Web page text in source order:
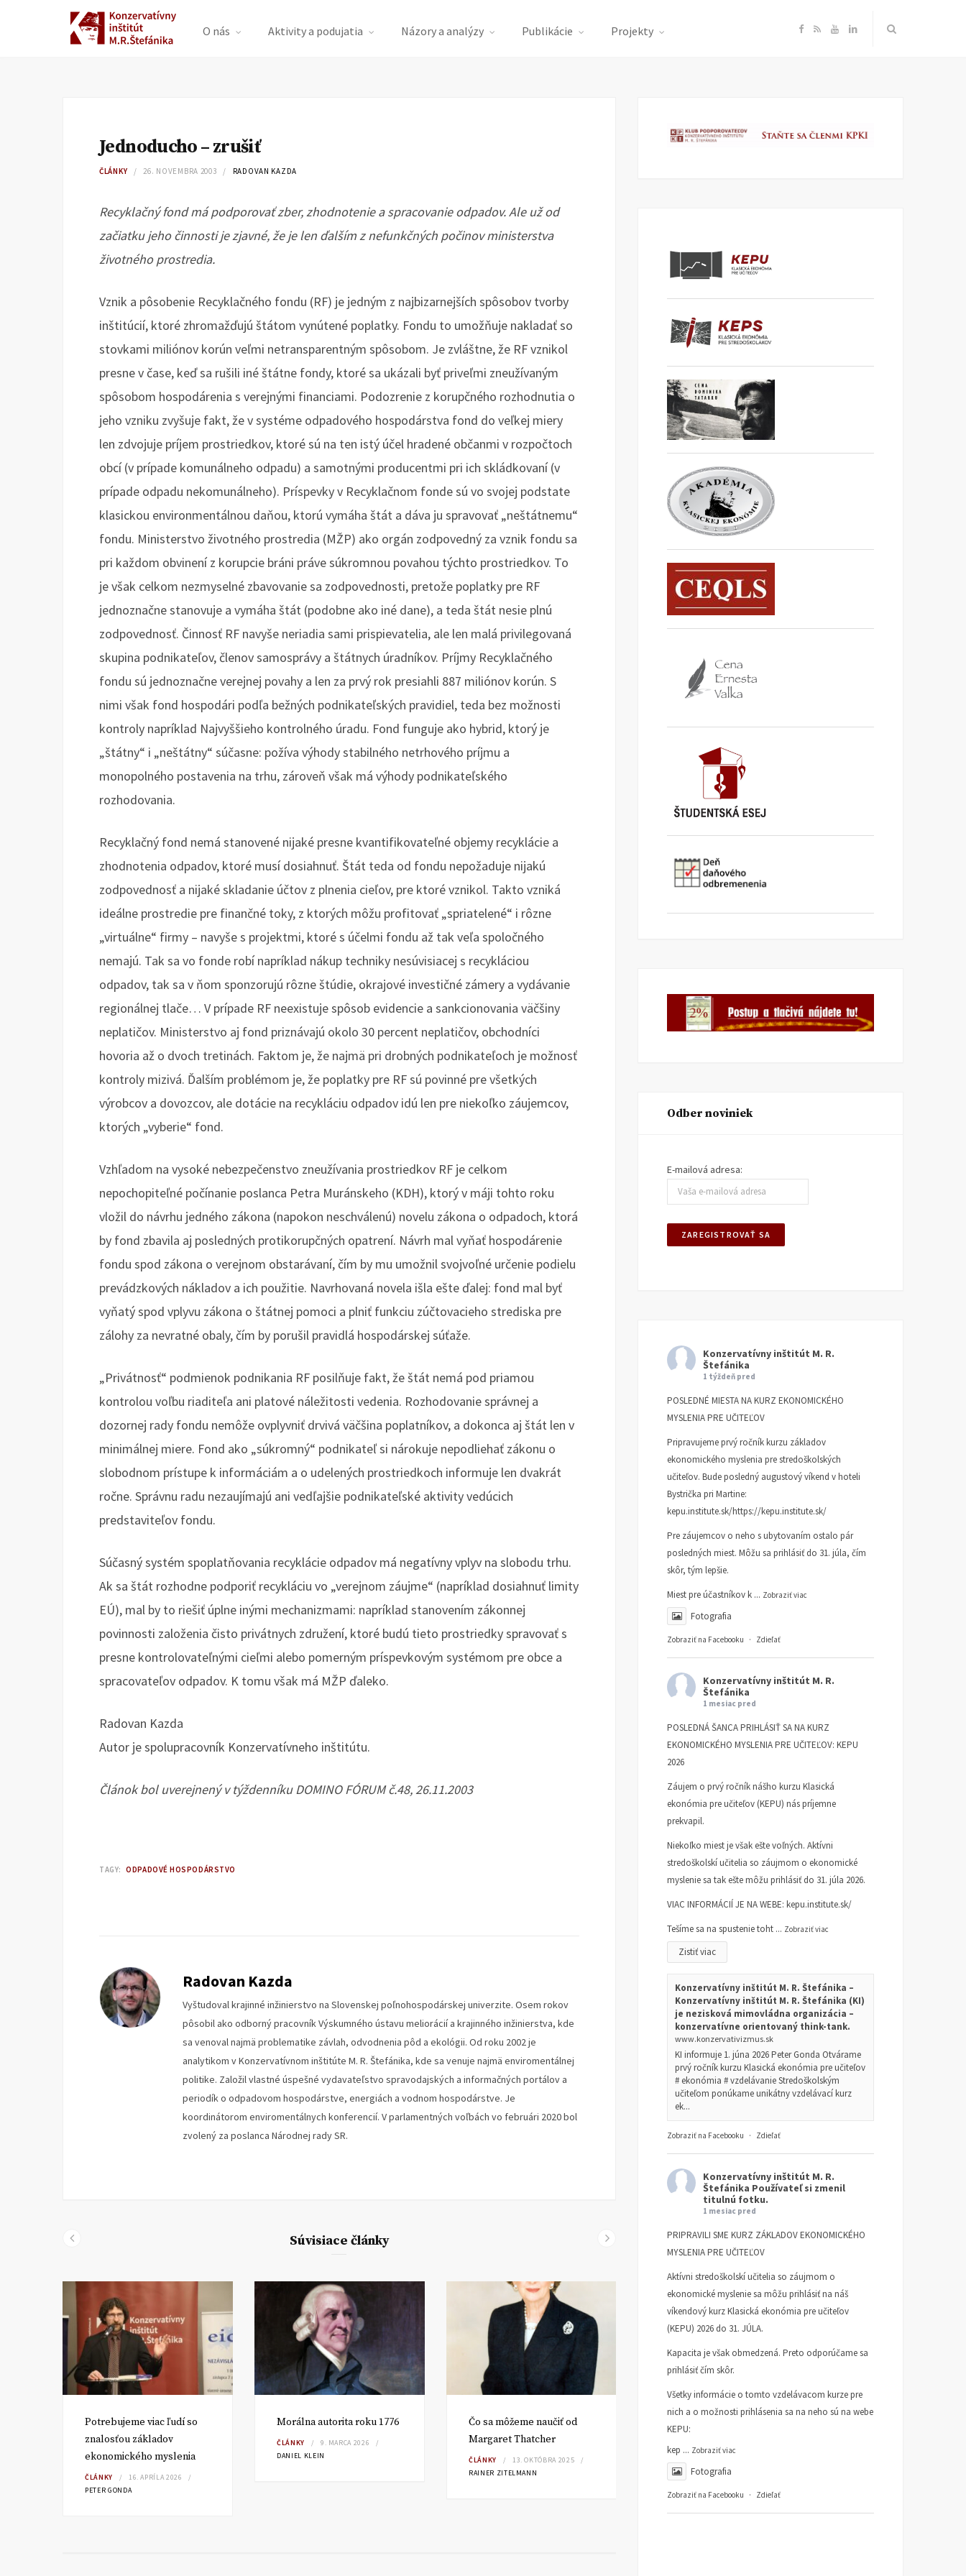
O nás Aktivity a podujatia Názory a analýzy Publikácie Projekty F
e
R Y
T
L
k
Jednoducho – zrušiť
ČLÁNKY 26. NOVEMBRA 2003 RADOVAN KAZDA
Recyklačný fond má podporovať zber, zhodnotenie a spracovanie odpadov. Ale už od
začiatku jeho činnosti je zjavné, že je len ďalším z nefunkčných počinov ministerstva
životného prostredia.
Vznik a pôsobenie Recyklačného fondu (RF) je jedným z najbizarnejších spôsobov tvorby
inštitúcií, ktoré zhromažďujú štátom vynútené poplatky. Fondu to umožňuje nakladať so
stovkami miliónov korún veľmi netransparentným spôsobom. Je zvláštne, že RF vznikol
presne v čase, keď sa rušili iné štátne fondy, ktoré sa ukázali byť priveľmi zneužívaným
spôsobom hospodárenia s verejnými financiami. Podozrenie z korupčného rozhodnutia o
jeho vzniku zvyšuje fakt, že v systéme odpadového hospodárstva fond do veľkej miery
len zdvojuje príjem prostriedkov, ktoré sú na ten istý účel hradené občanmi v rozpočtoch
obcí (v prípade komunálneho odpadu) a samotnými producentmi pri ich skládkovaní (v
prípade odpadu nekomunálneho). Príspevky v Recyklačnom fonde sú vo svojej podstate
klasickou environmentálnou daňou, ktorú vymáha štát a dáva ju spravovať „neštátnemu“
fondu. Ministerstvo životného prostredia (MŽP) ako orgán zodpovedný za vznik fondu sa
pri každom obvinení z korupcie bráni práve súkromnou povahou týchto prostriedkov. To
je však celkom nezmyselné zbavovanie sa zodpovednosti, pretože poplatky pre RF
jednoznačne stanovuje a vymáha štát (podobne ako iné dane), a teda štát nesie plnú
zodpovednosť. Činnosť RF navyše neriadia sami prispievatelia, ale len malá privilegovaná
skupina podnikateľov, členov samosprávy a štátnych úradníkov. Príjmy Recyklačného
fondu sú jednoznačne verejnej povahy a len za prvý rok presiahli 887 miliónov korún. S
nimi však fond hospodári podľa bežných podnikateľských pravidiel, teda bez možnosti
kontroly napríklad Najvyššieho kontrolného úradu. Fond funguje ako hybrid, ktorý je
„štátny“ i „neštátny“ súčasne: požíva výhody stabilného netrhového príjmu a
monopolného postavenia na trhu, zároveň však má výhody podnikateľského
rozhodovania.
Recyklačný fond nemá stanovené nijaké presne kvantifikovateľné objemy recyklácie a
zhodnotenia odpadov, ktoré musí dosiahnuť. Štát teda od fondu nepožaduje nijakú
zodpovednosť a nijaké skladanie účtov z plnenia cieľov, pre ktoré vznikol. Takto vzniká
ideálne prostredie pre finančné toky, z ktorých môžu profitovať „spriatelené“ i rôzne
„virtuálne“ firmy – navyše s projektmi, ktoré s účelmi fondu až tak veľa spoločného
nemajú. Tak sa vo fonde robí napríklad nákup techniky nesúvisiacej s recykláciou
odpadov, tak sa v ňom sponzorujú rôzne štúdie, okrajové investičné zámery a vydávanie
regionálnej tlače… V prípade RF neexistuje spôsob evidencie a sankcionovania väčšiny
neplatičov. Ministerstvo aj fond priznávajú okolo 30 percent neplatičov, obchodníci
hovoria až o dvoch tretinách. Faktom je, že najmä pri drobných podnikateľoch je možnosť
kontroly mizivá. Ďalším problémom je, že poplatky pre RF sú povinné pre všetkých
výrobcov a dovozcov, ale dotácie na recykláciu odpadov idú len pre niekoľko záujemcov,
ktorých „vyberie“ fond.
Vzhľadom na vysoké nebezpečenstvo zneužívania prostriedkov RF je celkom
nepochopiteľné počínanie poslanca Petra Muránskeho (KDH), ktorý v máji tohto roku
vložil do návrhu jedného zákona (napokon neschválenú) novelu zákona o odpadoch, ktorá
by fond zbavila aj posledných protikorupčných opatrení. Návrh mal vyňať hospodárenie
fondu spod zákona o verejnom obstarávaní, čím by mu umožnil svojvoľné určenie podielu
prevádzkových nákladov a ich použitie. Navrhovaná novela išla ešte ďalej: fond mal byť
vyňatý spod vplyvu zákona o štátnej pomoci a plniť funkciu zúčtovacieho strediska pre
zálohy za nevratné obaly, čím by porušil pravidlá hospodárskej súťaže.
„Privátnosť“ podmienok podnikania RF posilňuje fakt, že štát nemá pod priamou
kontrolou voľbu riaditeľa ani platové náležitosti vedenia. Rozhodovanie správnej a
dozornej rady fondu nemôže ovplyvniť drvivá väčšina poplatníkov, a dokonca aj štát len v
minimálnej miere. Fond ako „súkromný“ podnikateľ si nárokuje nepodliehať zákonu o
slobodnom prístupe k informáciám a o udelených prostriedkoch informuje len dvakrát
ročne. Správnu radu nezaujímajú ani vedľajšie podnikateľské aktivity vedúcich
predstaviteľov fondu.
Súčasný systém spoplatňovania recyklácie odpadov má negatívny vplyv na slobodu trhu.
Ak sa štát rozhodne podporiť recykláciu vo „verejnom záujme“ (napríklad dosiahnuť limity
EÚ), mal by to riešiť úplne inými mechanizmami: napríklad stanovením zákonnej
povinnosti založenia čisto privátnych združení, ktoré budú tieto prostriedky spravovať s
presne kontrolovateľnými cieľmi alebo pomerným príspevkovým systémom pre obce a
spracovateľov odpadov. K tomu však má MŽP ďaleko.
Radovan Kazda
Autor je spolupracovník Konzervatívneho inštitútu.
Článok bol uverejnený v týždenníku DOMINO FÓRUM č.48, 26.11.2003
TAGY: ODPADOVÉ HOSPODÁRSTVO
Radovan Kazda
Vyštudoval krajinné inžinierstvo na Slovenskej poľnohospodárskej univerzite. Osem rokov
pôsobil ako odborný pracovník Výskumného ústavu meliorácií a krajinného inžinierstva, kde
sa venoval najmä problematike závlah, odvodnenia pôd a ekológii. Od roku 2002 je
analytikom v Konzervatívnom inštitúte M. R. Štefánika, kde sa venuje najmä enviromentálnej
politike. Založil vlastné úspešné vydavateľstvo spravodajských a informačných portálov a
periodík o odpadovom hospodárstve, energiách a vodnom hospodárstve. Je
koordinátorom enviromentálnych konferencií. V parlamentných voľbách vo februári 2020 bol
zvolený za poslanca Národnej rady SR.
Súvisiace články
Potrebujeme viac ľudí so
znalosťou základov
ekonomického myslenia
ČLÁNKY
16. APRÍLA 2026
PETER GONDA
Morálna autorita roku 1776
ČLÁNKY
9. MARCA 2026
DANIEL KLEIN
Čo sa môžeme naučiť od
Margaret Thatcher
ČLÁNKY
13. OKTÓBRA 2025
RAINER ZITELMANN
osem z mečiarizmu
ČLÁNKY
19. AUGUSTA 2025
DUŠAN SLOBODA
Odber noviniek
E-mailová adresa:
Konzervatívny inštitút M. R.
Štefánika
1 týždeň pred
POSLEDNÉ MIESTA NA KURZ EKONOMICKÉHO
MYSLENIA PRE UČITEĽOV
Pripravujeme prvý ročník kurzu základov
ekonomického myslenia pre stredoškolských
učiteľov. Bude posledný augustový víkend v hoteli
Bystrička pri Martine:
kepu.institute.sk/https://kepu.institute.sk/
Pre záujemcov o neho s ubytovaním ostalo pár
posledných miest. Môžu sa prihlásiť do 31. júla, čím
skôr, tým lepšie.
Miest pre účastníkov k ... Zobraziť viac
Fotografia
Zobraziť na Facebooku · Zdieľať
Konzervatívny inštitút M. R.
Štefánika
1 mesiac pred
POSLEDNÁ ŠANCA PRIHLÁSIŤ SA NA KURZ
EKONOMICKÉHO MYSLENIA PRE UČITEĽOV: KEPU
2026
Záujem o prvý ročník nášho kurzu Klasická
ekonómia pre učiteľov (KEPU) nás príjemne
prekvapil.
Niekoľko miest je však ešte voľných. Aktívni
stredoškolskí učitelia so záujmom o ekonomické
myslenie sa tak ešte môžu prihlásiť do 31. júla 2026.
VIAC INFORMÁCIÍ JE NA WEBE: kepu.institute.sk/
Tešíme sa na spustenie toht ... Zobraziť viac
Zistiť viac
Konzervatívny inštitút M. R. Štefánika –
Konzervatívny inštitút M. R. Štefánika (KI)
je nezisková mimovládna organizácia –
konzervatívne orientovaný think-tank.
www.konzervativizmus.sk
KI informuje 1. júna 2026 Peter Gonda Otvárame
prvý ročník kurzu Klasická ekonómia pre učiteľov
# ekonómia # vzdelávanie Stredoškolským
učiteľom ponúkame unikátny vzdelávací kurz
ek...
Zobraziť na Facebooku · Zdieľať
Konzervatívny inštitút M. R.
Štefánika Používateľ si zmenil
titulnú fotku.
1 mesiac pred
PRIPRAVILI SME KURZ ZÁKLADOV EKONOMICKÉHO
MYSLENIA PRE UČITEĽOV
Aktívni stredoškolskí učitelia so záujmom o
ekonomické myslenie sa môžu prihlásiť na náš
víkendový kurz Klasická ekonómia pre učiteľov
(KEPU) 2026 do 31. JÚLA.
Kapacita je však obmedzená. Preto odporúčame sa
prihlásiť čím skôr.
Všetky informácie o tomto vzdelávacom kurze pre
nich a o možnosti prihlásenia sa na neho sú na webe
KEPU:
kep ... Zobraziť viac
Fotografia
Zobraziť na Facebooku · Zdieľať